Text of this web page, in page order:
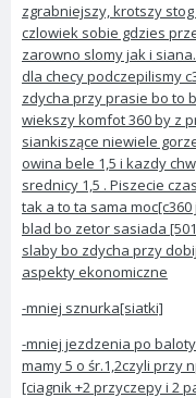
zgrabniejszy, krotszy
czlowiek sobie gdzies
zarowno slomy jak i
dla checy podczepilismy
zdycha przy prasie bo to
wiekszy komfot 360 by z
siankiszące niewiele
owina bele 1,5 i kazdy
srednicy 1,5 . Piszecie
tak a to ta sama
blad bo zetor sasiada
slaby bo zdycha przy
aspekty ekonomiczne
-mniej sznurka[siatki]
-mniej jezdzenia po
mamy 5 o śr.1,2czyli przy
[ciagnik +2 przyczepy i 2